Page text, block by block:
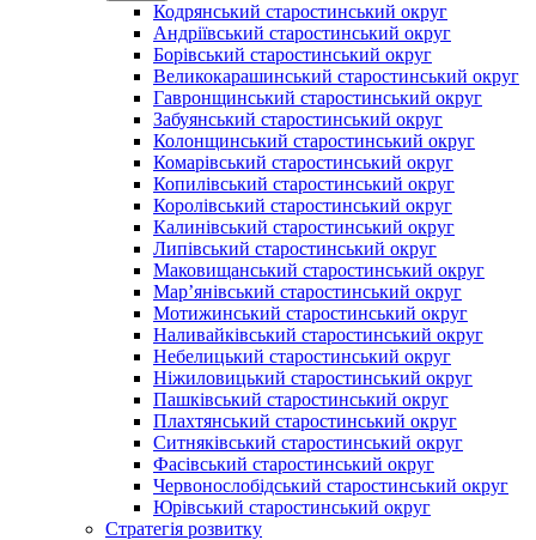
Кодрянський старостинський округ
Андріївський старостинський округ
Борівський старостинський округ
Великокарашинський старостинський округ
Гавронщинський старостинський округ
Забуянський старостинський округ
Колонщинський старостинський округ
Комарівський старостинський округ
Копилівський старостинський округ
Королівський старостинський округ
Калинівський старостинський округ
Липівський старостинський округ
Маковищанський старостинський округ
Мар’янівський старостинський округ
Мотижинський старостинський округ
Наливайківський старостинський округ
Небелицький старостинський округ
Ніжиловицький старостинський округ
Пашківський старостинський округ
Плахтянський старостинський округ
Ситняківський старостинський округ
Фасівський старостинський округ
Червонослобідський старостинський округ
Юрівський старостинський округ
Стратегія розвитку